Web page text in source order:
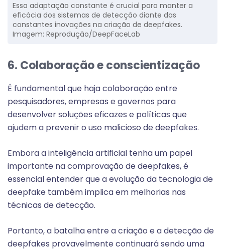
Essa adaptação constante é crucial para manter a
eficácia dos sistemas de detecção diante das
constantes inovações na criação de deepfakes.
Imagem: Reprodução/DeepFaceLab
6. Colaboração e conscientização
É fundamental que haja colaboração entre
pesquisadores, empresas e governos para
desenvolver soluções eficazes e políticas que
ajudem a prevenir o uso malicioso de deepfakes.
Embora a inteligência artificial tenha um papel
importante na comprovação de deepfakes, é
essencial entender que a evolução da tecnologia de
deepfake também implica em melhorias nas
técnicas de detecção.
Portanto, a batalha entre a criação e a detecção de
deepfakes provavelmente continuará sendo uma